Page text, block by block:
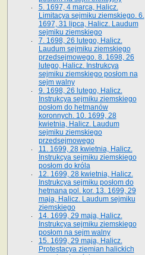
5. 1697, 4 marca, Halicz.
Limitacya sejmiku ziemskiego. 6.
1697, 31 lipca, Halicz. Laudum
sejmiku ziemskiego
7. 1698, 26 lutego, Halicz.
Laudum sejmiku ziemskiego
przedsejmowego. 8. 1698, 26
lutego, Halicz. Instrukcya
sejmiku ziemskiego posłom na
sejm walny
9. 1698, 26 lutego, Halicz.
Instrukcya sejmiku ziemskiego
posłom do hetmanów
koronnych. 10. 1699, 28
kwietnia, Halicz. Laudum
sejmiku ziemskiego
przedsejmowego
11. 1699, 28 kwietnia, Halicz.
Instrukcya sejmiku ziemskiego
posłom do króla
12. 1699, 28 kwietnia, Halicz.
Instrukcya sejmiku posłom do
hetmana pol. kor. 13. 1699, 29
maja, Halicz. Laudum sejmiku
ziemskiego
14. 1699, 29 maja, Halicz.
Instrukcya sejmiku ziemskiego
posłom na sejm walny
15. 1699, 29 maja, Halicz.
Protestacya ziemian halickich